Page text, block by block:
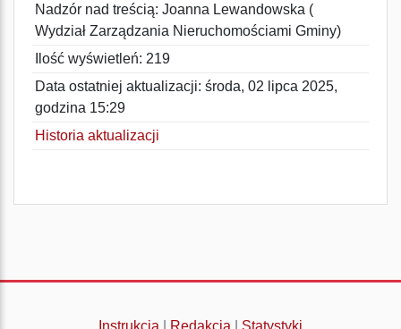
Nadzór nad treścią: Joanna Lewandowska (
Wydział Zarządzania Nieruchomościami Gminy)
Ilość wyświetleń: 219
Data ostatniej aktualizacji: środa, 02 lipca 2025,
godzina 15:29
Historia aktualizacji
Instrukcja Redakcja
Statystyki